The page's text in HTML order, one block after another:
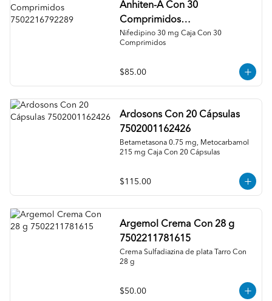
Anhiten-A Con 30
Comprimidos
7502216792289
Nifedipino 30 mg Caja Con 30
Comprimidos
$85.00
Ardosons Con 20 Cápsulas
7502001162426
Betametasona 0.75 mg, Metocarbamol
215 mg Caja Con 20 Cápsulas
$115.00
Argemol Crema Con 28 g
7502211781615
Crema Sulfadiazina de plata Tarro Con
28 g
$50.00